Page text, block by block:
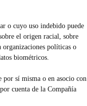
o cuyo uso indebido puede
el origen racial, sobre
organizaciones políticas o
biométricos.
sí misma o en asocio con
cuenta de la Compañía